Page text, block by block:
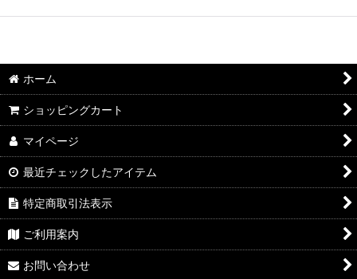
ホーム
ショッピングカート
マイページ
最近チェックしたアイテム
特定商取引法表示
ご利用案内
お問い合わせ